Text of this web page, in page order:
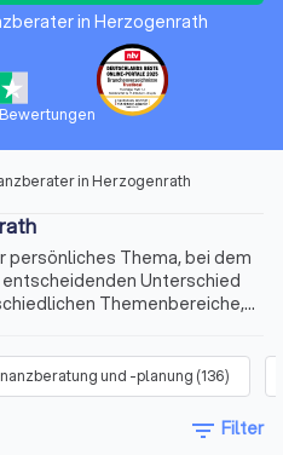
in Herzogenrath
Bewertungen
in Herzogenrath
persönliches Thema, bei dem
Unterschied
Themenbereiche,
kompliziert. Wir bieten
für Versicherungen,
Altersvorsorge und
Trustlocal den besten
und -planung (136)
filter_list Filter